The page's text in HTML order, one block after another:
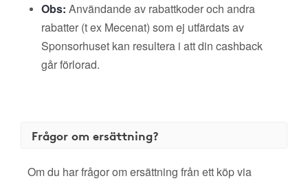
Obs: Användande av rabattkoder och andra
rabatter (t ex Mecenat) som ej utfärdats av
Sponsorhuset kan resultera i att din cashback
går förlorad.
Frågor om ersättning?
Om du har frågor om ersättning från ett köp via